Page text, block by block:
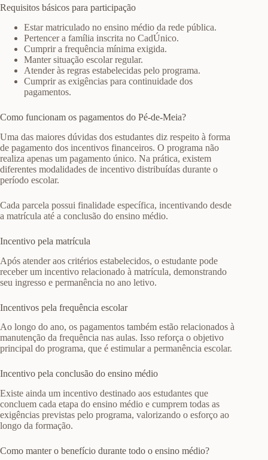
Requisitos básicos para participação
Estar matriculado no ensino médio da rede pública.
Pertencer a família inscrita no CadÚnico.
Cumprir a frequência mínima exigida.
Manter situação escolar regular.
Atender às regras estabelecidas pelo programa.
Cumprir as exigências para continuidade dos
pagamentos.
Como funcionam os pagamentos do Pé-de-Meia?
Uma das maiores dúvidas dos estudantes diz respeito à forma
de pagamento dos incentivos financeiros. O programa não
realiza apenas um pagamento único. Na prática, existem
diferentes modalidades de incentivo distribuídas durante o
período escolar.
Cada parcela possui finalidade específica, incentivando desde
a matrícula até a conclusão do ensino médio.
Incentivo pela matrícula
Após atender aos critérios estabelecidos, o estudante pode
receber um incentivo relacionado à matrícula, demonstrando
seu ingresso e permanência no ano letivo.
Incentivos pela frequência escolar
Ao longo do ano, os pagamentos também estão relacionados à
manutenção da frequência nas aulas. Isso reforça o objetivo
principal do programa, que é estimular a permanência escolar.
Incentivo pela conclusão do ensino médio
Existe ainda um incentivo destinado aos estudantes que
concluem cada etapa do ensino médio e cumprem todas as
exigências previstas pelo programa, valorizando o esforço ao
longo da formação.
Como manter o benefício durante todo o ensino médio?